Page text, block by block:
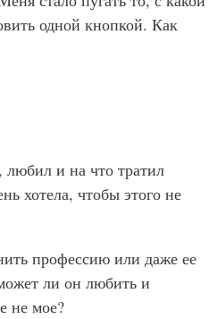
одной кнопкой. Как
любил и на что тратил
хотела, чтобы этого не
профессию или даже ее
ли он любить и
не мое?